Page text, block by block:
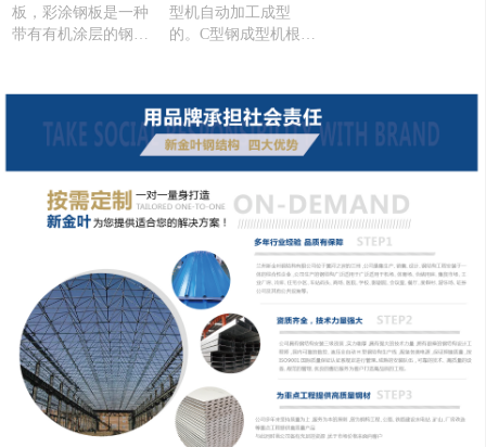
板，彩涂钢板是一种
带有有机涂层的钢
承板等。
型机自动加工成型
的。C型钢成型机根据
型工艺。C型钢经热卷
板冷弯加工而成，壁
薄自重轻，截面性能
度可节约材料30%。